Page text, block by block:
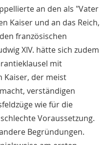
an den als "Vater
Kaiser und an das Reich,
französischen
XIV. hätte sich zudem
mit
Kaiser, der meist
verständigen
wie für die
Voraussetzung.
Begründungen.